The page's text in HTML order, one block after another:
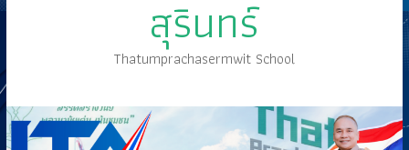
สุรินทร์
Thatumprachasermwit School